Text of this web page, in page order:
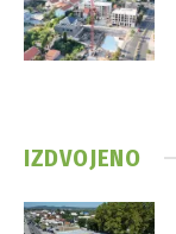
IZDVOJENO